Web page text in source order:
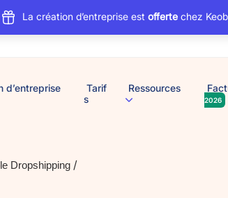
La création d’entreprise est offertechez
d’entreprise
Tarif
s
Ressources
2026
Dropshipping /